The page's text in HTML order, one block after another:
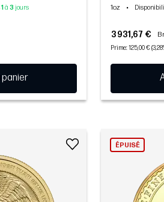
1 à 3 jours
panier
1oz •
3 931,67 €
Prime: 125,00 €
ÉPUISÉ